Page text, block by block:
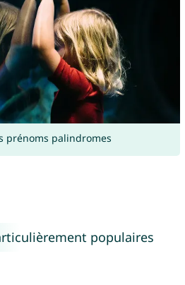
prénoms palindromes
populaires